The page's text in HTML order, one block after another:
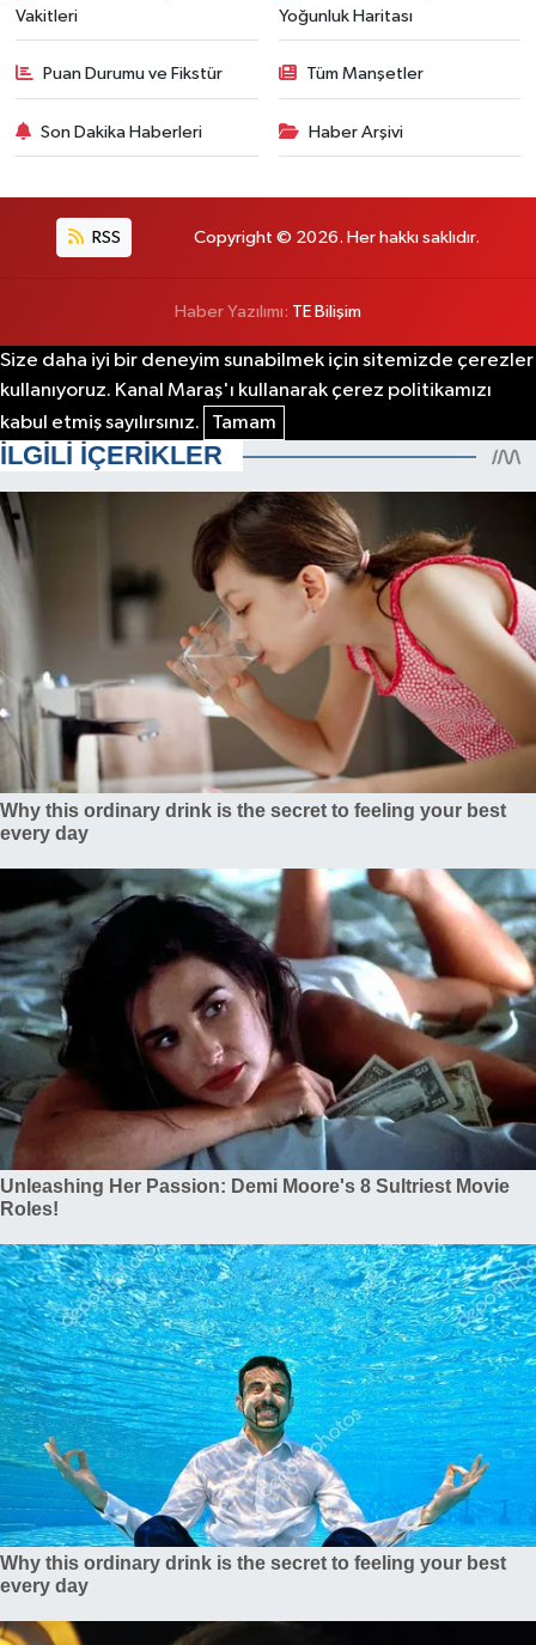
Vakitleri
Yoğunluk Haritası
Puan Durumu ve Fikstür Tüm Manşetler
Son Dakika Haberleri Haber Arşivi
RSS Copyright © 2026. Her hakkı saklıdır.
Haber Yazılımı: TE Bilişim
Size daha iyi bir deneyim sunabilmek için sitemizde çerezler
kullanıyoruz. Kanal Maraş'ı kullanarak çerez politikamızı
kabul etmiş sayılırsınız.
Tamam